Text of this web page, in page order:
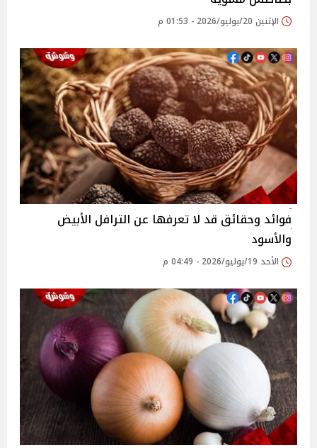
الإثنين 20/يوليو/2026 - 01:53 م
فوائد وحقائق قد لا تعرفها عن الترافل الأبيض
والأسود
الأحد 19/يوليو/2026 - 04:49 م